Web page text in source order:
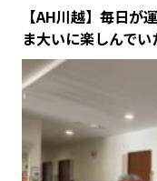
【AH川越】毎日
ま大いに楽しんで